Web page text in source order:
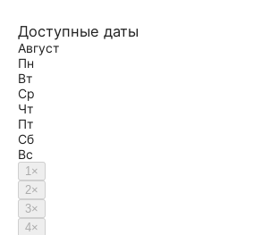
Доступные даты
Август
Пн
Вт
Ср
Чт
Пт
Сб
Вс
1×
2×
3×
4×